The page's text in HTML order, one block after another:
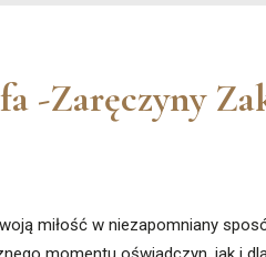
-Zaręczyny
miłość w niezapomniany